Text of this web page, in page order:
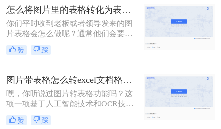
对呢？”顺带一张Excel截图。对，是
截图！如何在一张截图上发现问题，
查找答案呢？这是一个问题。更大的
问题是，老板也喜欢这样……今天就
来给大家分享一个技巧，「图片里的
表格怎么转换成excel」
怎么将图片里的表格转化为表格？可以试试这三个方法！
你们平时收到老板或者领导发来的图
片表格会怎么做呢？通常他们会要求
我们将图片中的表格数据重新整理；
如果我们重新绘制表格的话，未免过
将图片转为表格，这样就能自由编辑
了。那么你们知道怎么将图片里的表
格转化为表格吗？下面小编就总结了
三个实用的转换技巧给大家！
赞 踩
图片带表格怎么转excel文档格式？试试这个在线方法!
嘿，你听说过图片转表格功能吗？这
项一项基于人工智能技术和OCR技术
的功能，它让我们可以轻松将手头的
表格图片变成可编辑的电子表格。听
赞 踩